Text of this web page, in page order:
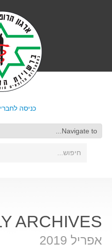
כניסה
ARCHIVES:
אפריל 2019